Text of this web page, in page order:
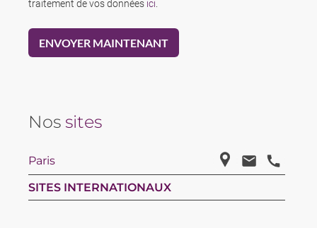
traitement de vos données ici
Nos sites
Paris
SITES INTERNATIONAUX